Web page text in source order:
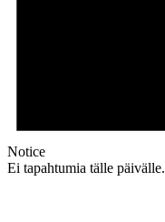
Notice
Ei tapahtumia tälle päivälle.